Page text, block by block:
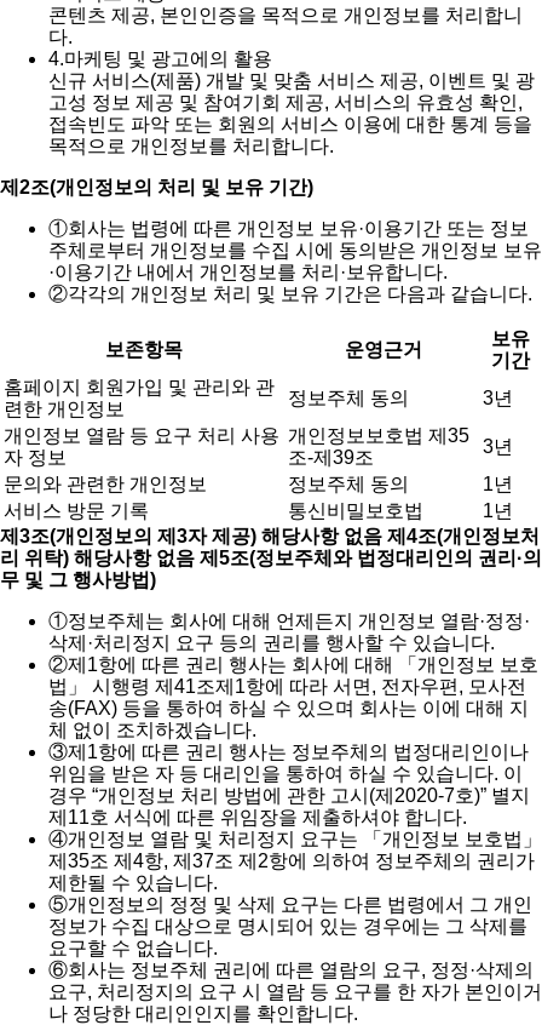
콘텐츠 제공, 본인인증을 목적으로 개인정보를 처리합니
다.
4.마케팅 및 광고에의 활용
신규 서비스(제품) 개발 및 맞춤 서비스 제공, 이벤트 및 광
고성 정보 제공 및 참여기회 제공, 서비스의 유효성 확인,
접속빈도 파악 또는 회원의 서비스 이용에 대한 통계 등을
목적으로 개인정보를 처리합니다.
제2조(개인정보의 처리 및 보유 기간)
①회사는 법령에 따른 개인정보 보유·이용기간 또는 정보
주체로부터 개인정보를 수집 시에 동의받은 개인정보 보유
·이용기간 내에서 개인정보를 처리·보유합니다.
②각각의 개인정보 처리 및 보유 기간은 다음과 같습니다.
보존항목 운영근거
보유
기간
홈페이지 회원가입 및 관리와 관
련한 개인정보
정보주체 동의
3년
개인정보 열람 등 요구 처리 사용
자 정보
개인정보보호법 제35
조-제39조
3년
문의와 관련한 개인정보
정보주체 동의
1년
서비스 방문 기록
통신비밀보호법
1년
제3조(개인정보의 제3자 제공) 해당사항 없음 제4조(개인정보처
리 위탁) 해당사항 없음 제5조(정보주체와 법정대리인의 권리·의
무 및 그 행사방법)
①정보주체는 회사에 대해 언제든지 개인정보 열람·정정·
삭제·처리정지 요구 등의 권리를 행사할 수 있습니다.
②제1항에 따른 권리 행사는 회사에 대해 「개인정보 보호
법」 시행령 제41조제1항에 따라 서면, 전자우편, 모사전
송(FAX) 등을 통하여 하실 수 있으며 회사는 이에 대해 지
체 없이 조치하겠습니다.
③제1항에 따른 권리 행사는 정보주체의 법정대리인이나
위임을 받은 자 등 대리인을 통하여 하실 수 있습니다. 이
경우 “개인정보 처리 방법에 관한 고시(제2020-7호)” 별지
제11호 서식에 따른 위임장을 제출하셔야 합니다.
④개인정보 열람 및 처리정지 요구는 「개인정보 보호법」
제35조 제4항, 제37조 제2항에 의하여 정보주체의 권리가
제한될 수 있습니다.
⑤개인정보의 정정 및 삭제 요구는 다른 법령에서 그 개인
정보가 수집 대상으로 명시되어 있는 경우에는 그 삭제를
요구할 수 없습니다.
⑥회사는 정보주체 권리에 따른 열람의 요구, 정정·삭제의
요구, 처리정지의 요구 시 열람 등 요구를 한 자가 본인이거
나 정당한 대리인인지를 확인합니다.